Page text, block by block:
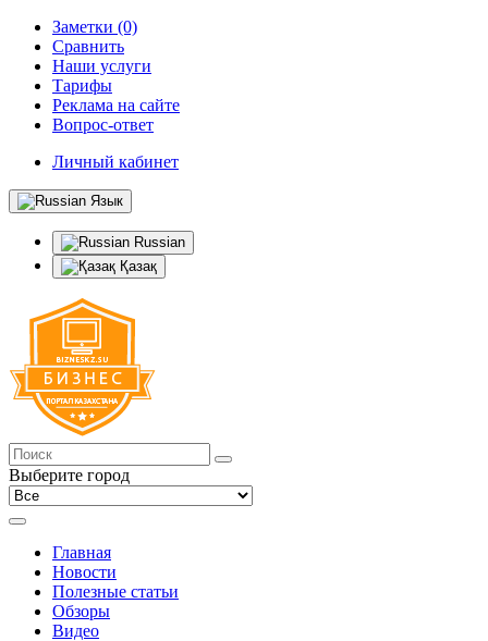
Заметки (0)
Сравнить
Наши услуги
Тарифы
Реклама на сайте
Вопрос-ответ
Личный кабинет
Язык
Russian
Қазақ
Выберите город
Главная
Новости
Полезные статьи
Обзоры
Видео